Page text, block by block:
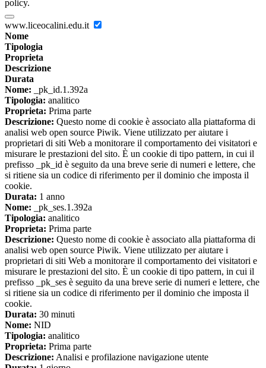
policy.
www.liceocalini.edu.it
Nome
Tipologia
Proprieta
Descrizione
Durata
Nome: _pk_id.1.392a
Tipologia: analitico
Proprieta: Prima parte
Descrizione: Questo nome di cookie è associato alla piattaforma di
analisi web open source Piwik. Viene utilizzato per aiutare i
proprietari di siti Web a monitorare il comportamento dei visitatori e
misurare le prestazioni del sito. È un cookie di tipo pattern, in cui il
prefisso _pk_id è seguito da una breve serie di numeri e lettere, che
si ritiene sia un codice di riferimento per il dominio che imposta il
cookie.
Durata: 1 anno
Nome: _pk_ses.1.392a
Tipologia: analitico
Proprieta: Prima parte
Descrizione: Questo nome di cookie è associato alla piattaforma di
analisi web open source Piwik. Viene utilizzato per aiutare i
proprietari di siti Web a monitorare il comportamento dei visitatori e
misurare le prestazioni del sito. È un cookie di tipo pattern, in cui il
prefisso _pk_ses è seguito da una breve serie di numeri e lettere, che
si ritiene sia un codice di riferimento per il dominio che imposta il
cookie.
Durata: 30 minuti
Nome: NID
Tipologia: analitico
Proprieta: Prima parte
Descrizione: Analisi e profilazione navigazione utente